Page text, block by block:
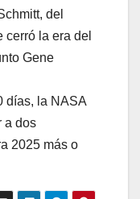
del
la era del
Gene
días, la NASA
a dos
2025 más o